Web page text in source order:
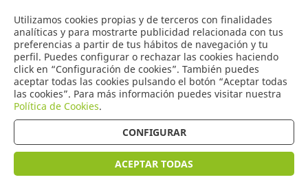
Utilizamos cookies propias y de terceros con finalidades
analíticas y para mostrarte publicidad relacionada con tus
preferencias a partir de tus hábitos de navegación y tu
perfil. Puedes configurar o rechazar las cookies haciendo
click en “Configuración de cookies”. También puedes
aceptar todas las cookies pulsando el botón “Aceptar todas
las cookies”. Para más información puedes visitar nuestra
Política de Cookies.
CONFIGURAR
ACEPTAR TODAS
0
COMERCIO
DE TORRIJOS
Productos (4587)
Ordenar por precio